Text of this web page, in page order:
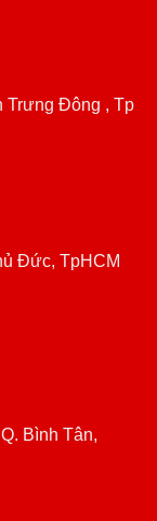
Trưng Đông , Tp
Đức, TpHCM
Bình Tân,